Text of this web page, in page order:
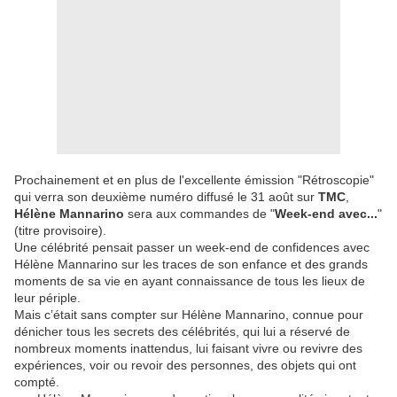
Prochainement et en plus de l'excellente émission "Rétroscopie"
qui verra son deuxième numéro diffusé le 31 août sur TMC
Hélène Mannarino sera aux commandes de "Week-end avec..."
(titre provisoire).
Une célébrité pensait passer un week-end de confidences avec
Hélène Mannarino sur les traces de son enfance et des grands
moments de sa vie en ayant connaissance de tous les lieux de
leur périple.
Mais c’était sans compter sur Hélène Mannarino, connue pour
dénicher tous les secrets des célébrités, qui lui a réservé de
nombreux moments inattendus, lui faisant vivre ou revivre des
expériences, voir ou revoir des personnes, des objets qui ont
compté.